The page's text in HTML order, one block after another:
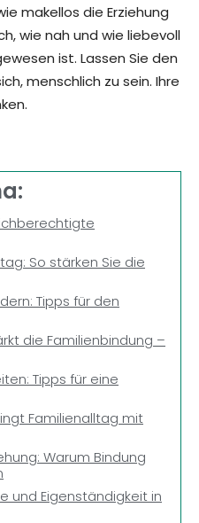
makellos die Erziehung
wie nah und wie liebevoll
ist. Lassen Sie den
menschlich zu sein. Ihre
So stärken Sie die
Tipps für den
die Familienbindung –
Tipps für eine
Familienalltag mit
Warum Bindung
und Eigenständigkeit in